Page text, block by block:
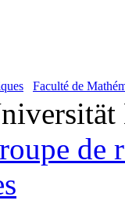
Faculté de
de